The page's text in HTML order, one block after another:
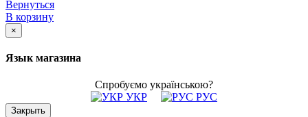
Вернуться
В корзину
×
Язык магазина
Спробуємо українською?
УКР
РУС
Закрыть